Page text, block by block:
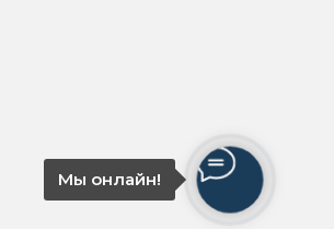
Мы онлайн!